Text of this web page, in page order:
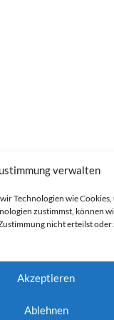
verwalten
Technologien wie
zustimmst, können
nicht erteilst
Akzeptieren
Ablehnen